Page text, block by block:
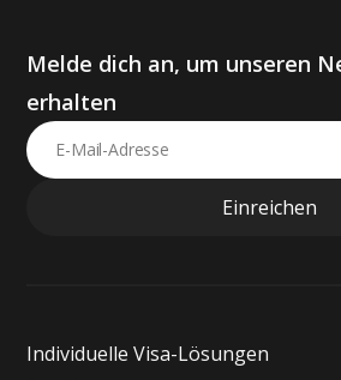
Melde dich an, um unseren
erhalten
Individuelle Visa-Lösungen